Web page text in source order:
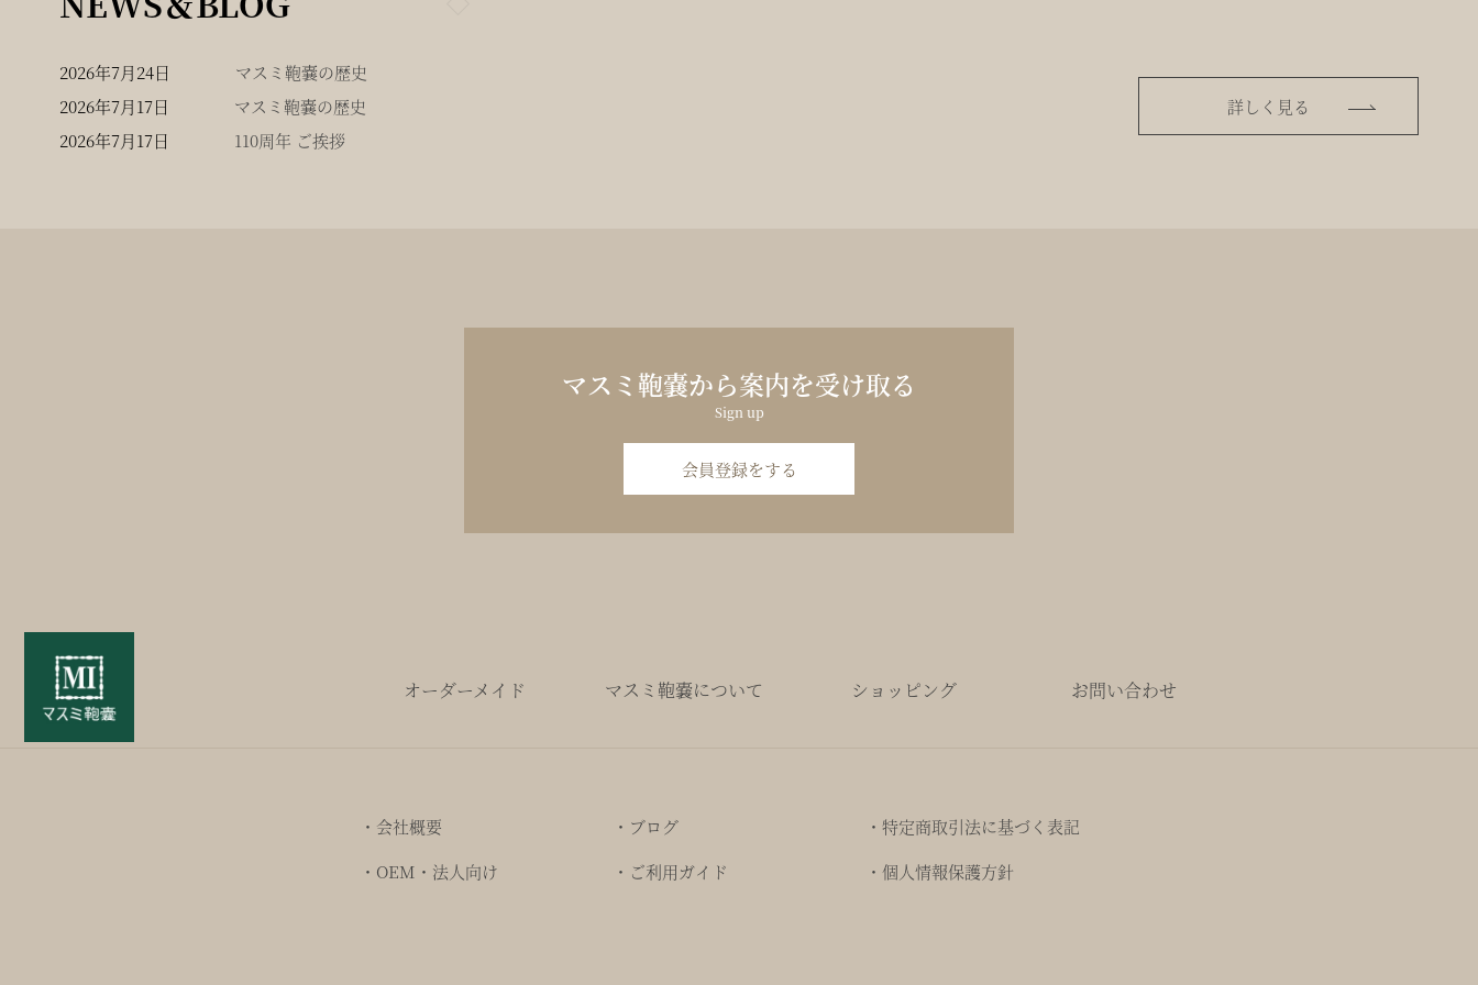
2026年7月24日
マスミ鞄嚢の歴史
2026年7月17日
マスミ鞄嚢の歴史
2026年7月17日
110周年 ご挨拶
詳しく見る
マスミ鞄嚢から案内を受け取る
Sign up
会員登録をする
オーダーメイド マスミ鞄嚢について ショッピング お問い合わせ
・会社概要 ・ブログ
・特定商取引法に基づく表記
・OEM・法人向け
・ご利用ガイド ・個人情報保護方針